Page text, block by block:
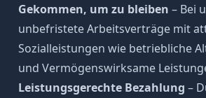
Gekommen, um zu bleiben – Bei
unbefristete Arbeitsverträge mit
Sozialleistungen wie betriebliche
und Vermögenswirksame
Leistungsgerechte Bezahlung –